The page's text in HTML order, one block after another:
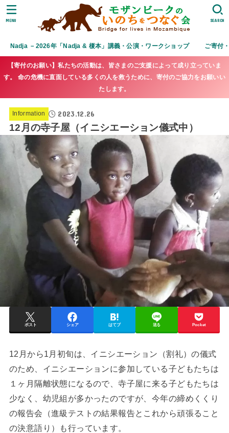
Nadja －2026年「Nadja & 榎本」講義・公演・ワークショップ ご寄付
SEARCH
MENU
【寄付のお願い】私たちの活動は、皆さまのご支援によって成り立っていま
す。 命の危機に直面している多くの人を救うために、寄付のご協力をお願いい
たします。
Information 2023.12.26
12月の寺子屋（イニシエーション儀式中）
ポスト シェア はてブ 送る Pocket
12月から1月初旬は、イニシエーション（割礼）の儀式
のため、イニシエーションに参加している子どもたちは
１ヶ月隔離状態になるので、寺子屋に来る子どもたちは
少なく、幼児組が多かったのですが、今年の締めくくり
の報告会（進級テストの結果報告とこれから頑張ること
の決意語り）も行っています。